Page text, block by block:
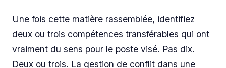
Une fois cette matière rassemblée, identifiez
deux ou trois compétences transférables qui ont
vraiment du sens pour le poste visé. Pas dix.
Deux ou trois. La gestion de conflit dans une